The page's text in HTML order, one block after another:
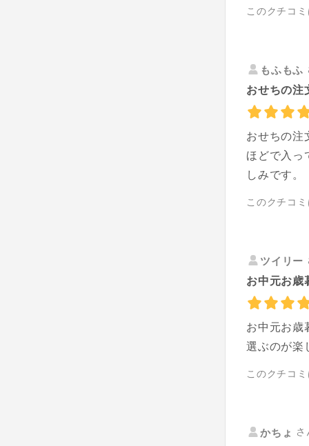
このクチコ
もふもふ
おせちの注
おせちの注
ほどで入っ
しみです。
このクチコ
ツイリー
お中元お歳
お中元お歳
選ぶのが楽
このクチコ
かちょ